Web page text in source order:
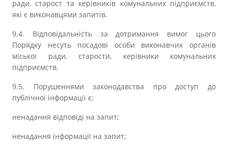
ради, старост та керівників комунальних підприємств,
які є виконавцями запитів.
9.4. Відповідальність за дотримання вимог цього
Порядку несуть посадові особи виконавчих органів
міської ради, старости, керівники комунальних
підприємств.
9.5. Порушеннями законодавства про доступ до
публічної інформації є:
ненадання відповіді на запит;
ненадання інформації на запит;